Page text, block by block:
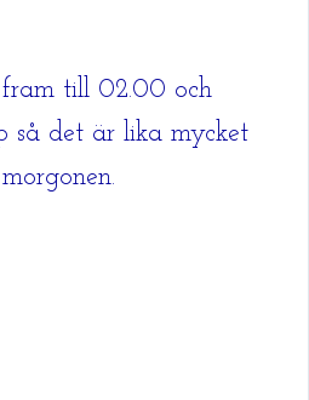
till 02.00 och
så det är lika mycket